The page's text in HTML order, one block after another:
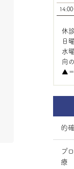
休
日
水
向
▲
的
プ
療